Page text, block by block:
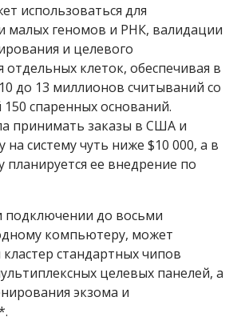
использоваться для
малых геномов и РНК, валидации
и целевого
отдельных клеток, обеспечивая в
до 13 миллионов считываний со
спаренных оснований.
принимать заказы в США и
на систему чуть ниже $10 000, а в
ее внедрение по
подключении до восьми
компьютеру, может
кластер стандартных чипов
целевых панелей, а
экзома и